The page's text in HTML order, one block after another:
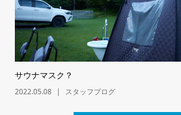
サウナマスク？
2022.05.08 スタッフブログ